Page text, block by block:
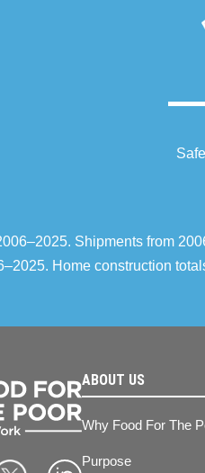
Shipments from
Home construction
ABOUT US
Why Food For The
Purpose